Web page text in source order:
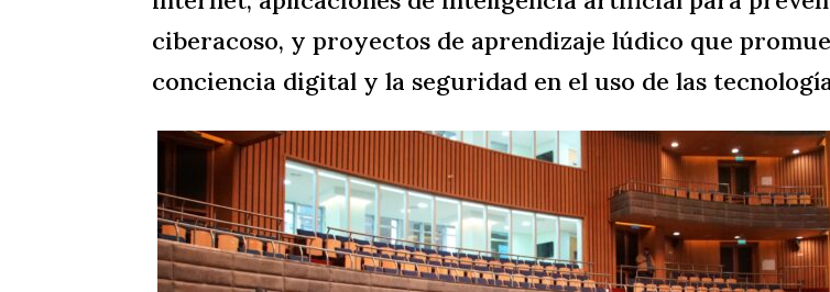
ciberacoso, y proyectos de aprendizaje lúdico que
conciencia digital y la seguridad en el uso de las